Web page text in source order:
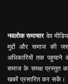
नवलोक समाचारवेव
मुद्दों और समाज की
अधिकारियों तक पहुचाने
समाज के समक्ष प्रस्तुत
खबरें प्रसारित कर सकें।